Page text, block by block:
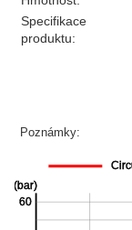
Specifikace
produktu:
Poznámky: